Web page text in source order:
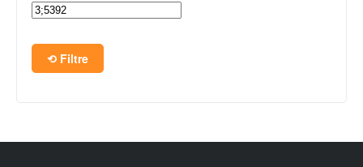
Filtre